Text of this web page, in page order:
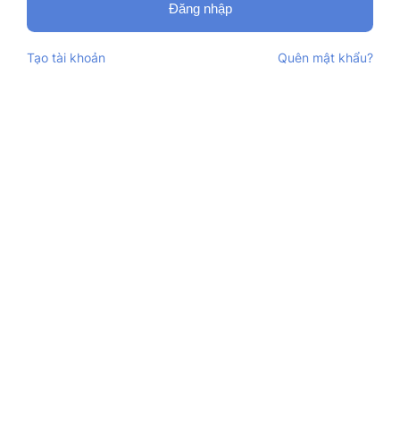
Đăng nhập
Tạo tài khoản Quên mật khẩu?